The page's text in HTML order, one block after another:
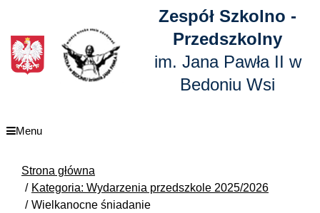
Zespół Szkolno -
Przedszkolny
im. Jana Pawła II w
Bedoniu Wsi
Menu
Strona główna
Kategoria: Wydarzenia przedszkole 2025/2026
Wielkanocne śniadanie